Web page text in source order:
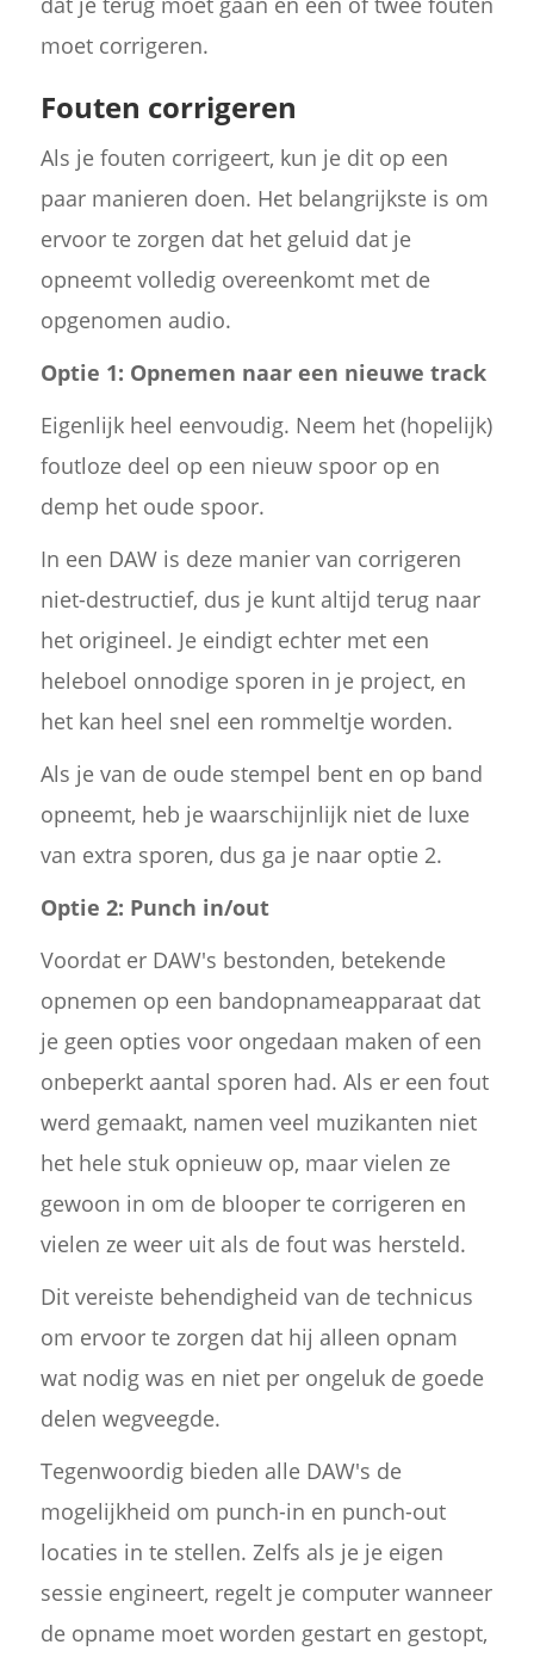
moet corrigeren.
Fouten corrigeren
Als je fouten corrigeert, kun je dit op een
paar manieren doen. Het belangrijkste is om
ervoor te zorgen dat het geluid dat je
opneemt volledig overeenkomt met de
opgenomen audio.
Optie 1: Opnemen naar een nieuwe track
Eigenlijk heel eenvoudig. Neem het (hopelijk)
foutloze deel op een nieuw spoor op en
demp het oude spoor.
In een DAW is deze manier van corrigeren
niet-destructief, dus je kunt altijd terug naar
het origineel. Je eindigt echter met een
heleboel onnodige sporen in je project, en
het kan heel snel een rommeltje worden.
Als je van de oude stempel bent en op band
opneemt, heb je waarschijnlijk niet de luxe
van extra sporen, dus ga je naar optie 2.
Optie 2: Punch in/out
Voordat er DAW's bestonden, betekende
opnemen op een bandopnameapparaat dat
je geen opties voor ongedaan maken of een
onbeperkt aantal sporen had. Als er een fout
werd gemaakt, namen veel muzikanten niet
het hele stuk opnieuw op, maar vielen ze
gewoon in om de blooper te corrigeren en
vielen ze weer uit als de fout was hersteld.
Dit vereiste behendigheid van de technicus
om ervoor te zorgen dat hij alleen opnam
wat nodig was en niet per ongeluk de goede
delen wegveegde.
Tegenwoordig bieden alle DAW's de
mogelijkheid om punch-in en punch-out
locaties in te stellen. Zelfs als je je eigen
sessie engineert, regelt je computer wanneer
de opname moet worden gestart en gestopt,